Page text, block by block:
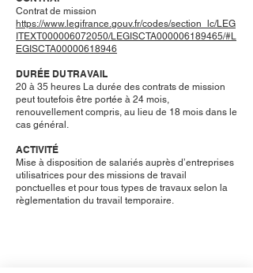
Contrat de mission
https://www.legifrance.gouv.fr/codes/section_lc/LEG
ITEXT000006072050/LEGISCTA000006189465/#L
EGISCTA00000618946
DURÉE DU TRAVAIL
20 à 35 heures La durée des contrats de mission
peut toutefois être portée à 24 mois,
renouvellement compris, au lieu de 18 mois dans le
cas général.
ACTIVITÉ
Mise à disposition de salariés auprès d’entreprises
utilisatrices pour des missions de travail
ponctuelles et pour tous types de travaux selon la
règlementation du travail temporaire.